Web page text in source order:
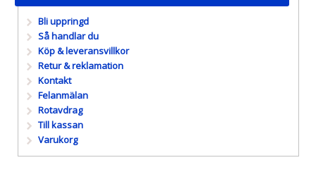
Bli uppringd
Så handlar du
Köp & leveransvillkor
Retur & reklamation
Kontakt
Felanmälan
Rotavdrag
Till kassan
Varukorg